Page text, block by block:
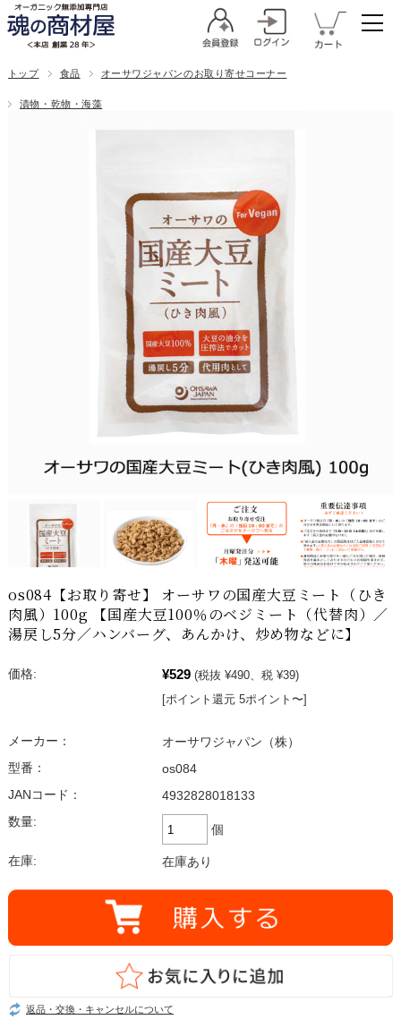
トップ 食品 オーサワジャパンのお取り寄せコーナー
漬物・乾物・海藻
os084【お取り寄せ】 オーサワの国産大豆ミート（ひき
肉風）100g 【国産大豆100％のベジミート（代替肉）／
湯戻し5分／ハンバーグ、あんかけ、炒め物などに】
価格: ¥529 (税抜 ¥490、税 ¥39)
[ポイント還元 5ポイント〜]
メーカー：
オーサワジャパン（株）
型番：
os084
JANコード：
4932828018133
数量:
個
在庫: 在庫あり
返品・交換・キャンセルについて